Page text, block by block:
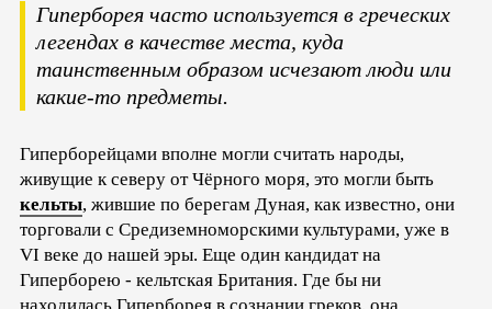
Гиперборея часто используется в греческих
легендах в качестве места, куда
таинственным образом исчезают люди или
какие-то предметы.
Гиперборейцами вполне могли считать народы,
живущие к северу от Чёрного моря, это могли быть
кельты, жившие по берегам Дуная, как известно, они
торговали с Средиземноморскими культурами, уже в
VI веке до нашей эры. Еще один кандидат на
Гиперборею - кельтская Британия. Где бы ни
находилась Гиперборея в сознании греков, она